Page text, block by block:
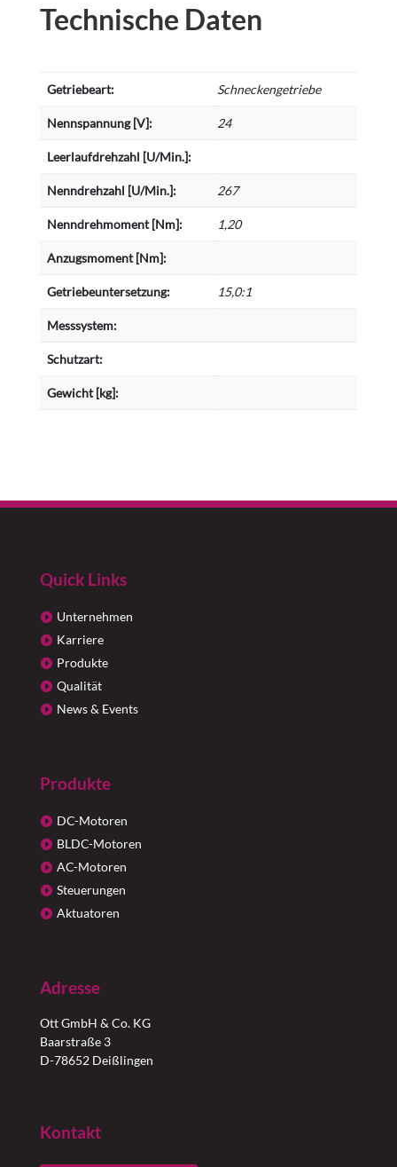
Technische Daten
Getriebeart: Schneckengetriebe
Nennspannung [V]: 24
Leerlaufdrehzahl [U/Min.]:
Nenndrehzahl [U/Min.]: 267
Nenndrehmoment [Nm]: 1,20
Anzugsmoment [Nm]:
Getriebeuntersetzung: 15,0:1
Messsystem:
Schutzart:
Gewicht [kg]:
Quick Links
Unternehmen
Karriere
Produkte
Qualität
News & Events
Produkte
DC-Motoren
BLDC-Motoren
AC-Motoren
Steuerungen
Aktuatoren
Adresse
Ott GmbH & Co. KG
Baarstraße 3
D-78652 Deißlingen
Kontakt